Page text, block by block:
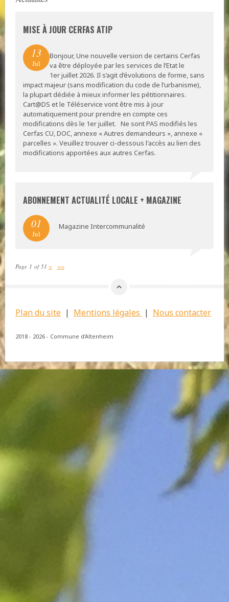
MISE À JOUR CERFAS ATIP
13
Jul
Bonjour, Une nouvelle version de certains Cerfas
va être déployée par les services de l’Etat le
1er juillet 2026. Il s’agit d’évolutions de forme, sans
impact majeur (sans modification du code de l’urbanisme),
la plupart dédiée à mieux informer les pétitionnaires.
Cart@DS et le Téléservice vont être mis à jour
automatiquement pour prendre en compte ces
modifications dès le 1er juillet. Ne sont PAS modifiés les
Cerfas CU, DOC, annexe « Autres demandeurs », annexe «
parcelles ». Veuillez trouver ci-dessous l'accès au lien des
modifications apportées aux autres Cerfas.
ABONNEMENT ACTUALITÉ LOCALE + MAGAZINE
01
Jul
Magazine Intercommunalité
Page 1 of 51 > >>
Plan du site | Mentions légales | Nous contacter
2018 - 2026 - Commune d'Altenheim